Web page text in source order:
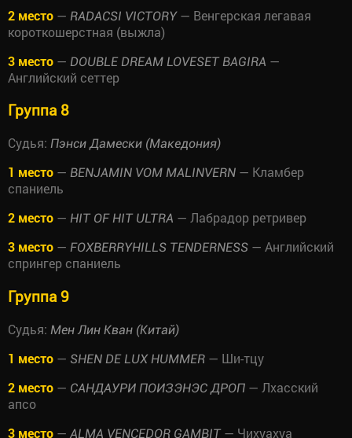
2 место — RADACSI VICTORY— Венгерская легавая
короткошерстная (выжла)
3 место — DOUBLE DREAM LOVESET BAGIRA —
Английский сеттер
Группа 8
Судья: Пэнси Дамески (Македония)
1 место — BENJAMIN VOM MALINVERN — Кламбер
спаниель
2 место — HIT OF HIT ULTRA — Лабрадор ретривер
3 место — FOXBERRYHILLS TENDERNESS — Английский
спрингер спаниель
Группа 9
Судья: Мен Лин Кван (Китай)
1 место — SHEN DE LUX HUMMER — Ши-тцу
2 место — САНДАУРИ ПОИЗЭНЭС ДРОП — Лхасский
апсо
3 место — ALMA VENCEDOR GAMBIT— Чихуахуа